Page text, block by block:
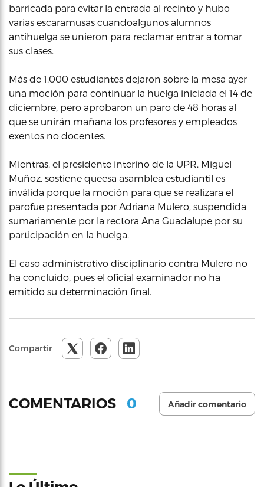
barricada para evitar la entrada al recinto y hubo
varias escaramusas cuandoalgunos alumnos
antihuelga se unieron para reclamar entrar a tomar
sus clases.
Más de 1,000 estudiantes dejaron sobre la mesa ayer
una moción para continuar la huelga iniciada el 14 de
diciembre, pero aprobaron un paro de 48 horas al
que se unirán mañana los profesores y empleados
exentos no docentes.
Mientras, el presidente interino de la UPR, Miguel
Muñoz, sostiene queesa asamblea estudiantil es
inválida porque la moción para que se realizara el
parofue presentada por Adriana Mulero, suspendida
sumariamente por la rectora Ana Guadalupe por su
participación en la huelga.
El caso administrativo disciplinario contra Mulero no
ha concluido, pues el oficial examinador no ha
emitido su determinación final.
Compartir
COMENTARIOS 0 Añadir comentario